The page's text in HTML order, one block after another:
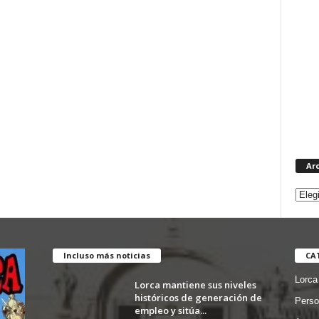
Incluso más noticias
Lorca mantiene sus niveles
históricos de generación de
empleo y sitúa...
Lorca